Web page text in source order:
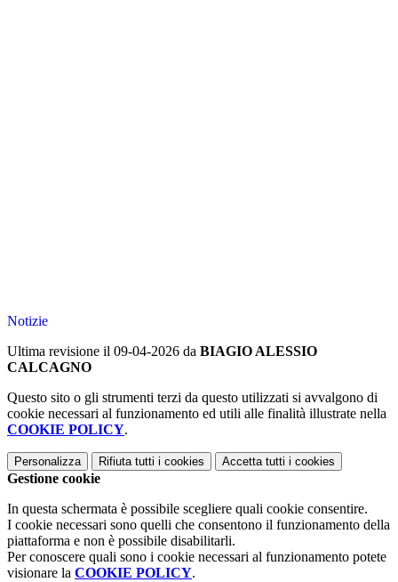
Notizie
Ultima revisione il 09-04-2026 da BIAGIO ALESSIO
CALCAGNO
Questo sito o gli strumenti terzi da questo utilizzati si avvalgono di
cookie necessari al funzionamento ed utili alle finalità illustrate nella
COOKIE POLICY.
Personalizza Rifiuta tutti i cookies Accetta tutti i cookies
Gestione cookie
In questa schermata è possibile scegliere quali cookie consentire.
I cookie necessari sono quelli che consentono il funzionamento della
piattaforma e non è possibile disabilitarli.
Per conoscere quali sono i cookie necessari al funzionamento potete
visionare la COOKIE POLICY.